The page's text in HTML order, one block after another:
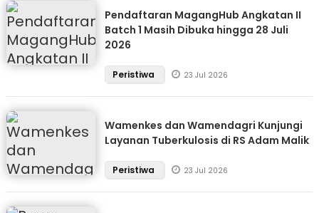
Pendaftaran MagangHub Angkatan II
Batch 1 Masih Dibuka hingga 28 Juli
2026
Peristiwa 23 Jul 2026
Wamenkes dan Wamendagri Kunjungi
Layanan Tuberkulosis di RS Adam Malik
Peristiwa 23 Jul 2026